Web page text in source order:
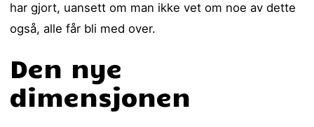
har gjort, uansett om man ikke vet om noe av dette
også, alle får bli med over.
Den nye
dimensjonen